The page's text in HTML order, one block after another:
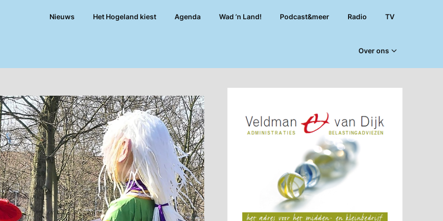
Nieuws Het Hogeland kiest Agenda Wad ’n Land! Podcast&meer Radio TV
Over ons